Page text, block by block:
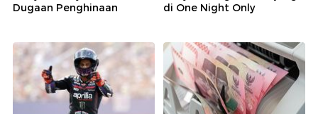
Dugaan Penghinaan
di One Night Only